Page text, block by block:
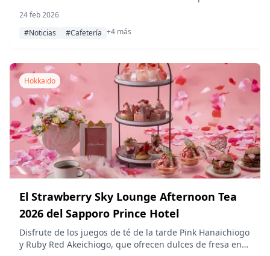
partir del 1 de marzo, con cuatro donas temáticas de
primavera de edición limitada en todas sus ubicaciones
en Japón.
24 feb 2026
#Noticias
#Cafetería +4 más
Hokkaido
El Strawberry Sky Lounge Afternoon Tea
2026 del Sapporo Prince Hotel
Disfrute de los juegos de té de la tarde Pink Hanaichiogo
y Ruby Red Akeichiogo, que ofrecen dulces de fresa en